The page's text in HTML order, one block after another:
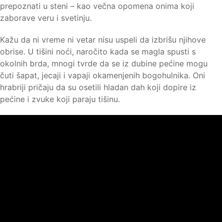
prepoznati u steni – kao večna opomena onima koji
zaborave veru i svetinju.
Kažu da ni vreme ni vetar nisu uspeli da izbrišu njihove
obrise. U tišini noći, naročito kada se magla spusti s
okolnih brda, mnogi tvrde da se iz dubine pećine mogu
čuti šapat, jecaji i vapaji okamenjenih bogohulnika. Oni
hrabriji pričaju da su osetili hladan dah koji dopire iz
pećine i zvuke koji paraju tišinu.